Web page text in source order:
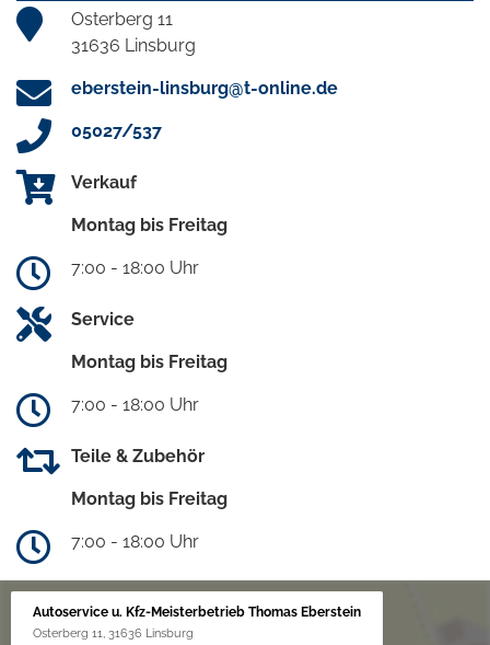
Osterberg 11
31636 Linsburg
eberstein-linsburg@t-online.de
05027/537
Verkauf
Montag bis Freitag
7:00 - 18:00 Uhr
Service
Montag bis Freitag
7:00 - 18:00 Uhr
Teile & Zubehör
Montag bis Freitag
7:00 - 18:00 Uhr
Autoservice u. Kfz-Meisterbetrieb Thomas Eberstein
Osterberg 11, 31636 Linsburg